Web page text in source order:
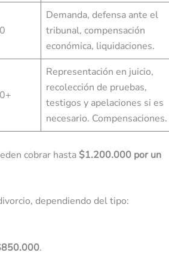
Demanda, defensa ante el
tribunal, compensación
económica, liquidaciones.
Representación en juicio,
recolección de pruebas,
testigos y apelaciones si es
necesario. Compensaciones.
cobrar hasta $1.200.000 por un
dependiendo del tipo:
.